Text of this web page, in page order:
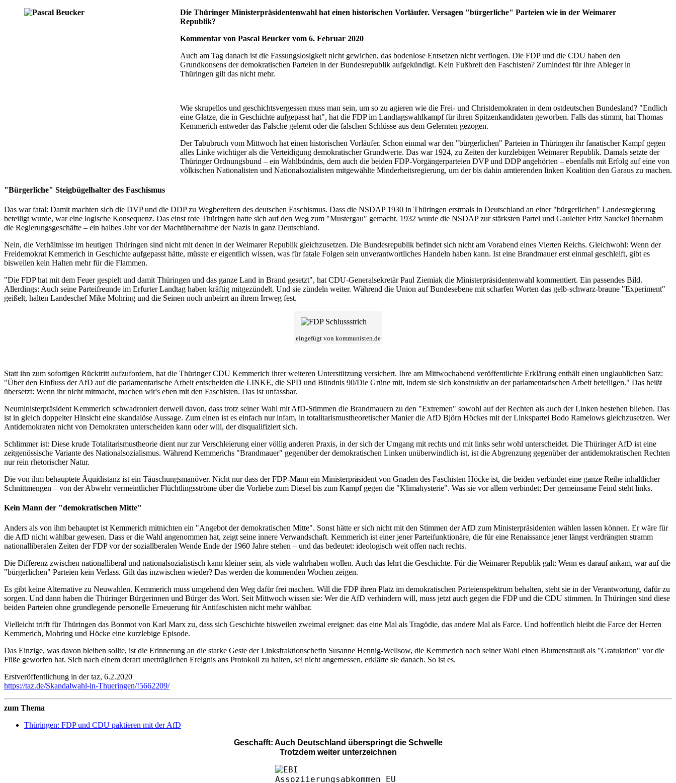
Die Thüringer Ministerpräsidentenwahl hat einen historischen Vorläufer. Versagen "bürgerliche" Parteien wie in der Weimarer
Republik?
Kommentar von Pascal Beucker vom 6. Februar 2020
Auch am Tag danach ist die Fassungslosigkeit nicht gewichen, das bodenlose Entsetzen nicht verflogen. Die FDP und die CDU haben den
Grundkonsens der demokratischen Parteien in der Bundesrepublik aufgekündigt. Kein Fußbreit den Faschisten? Zumindest für ihre Ableger in
Thüringen gilt das nicht mehr.
Wie skrupellos und geschichtsvergessen muss man sein, um so zu agieren wie die Frei- und Christdemokraten in dem ostdeutschen Bundesland? "Endlich
eine Glatze, die in Geschichte aufgepasst hat", hat die FDP im Landtagswahlkampf für ihren Spitzenkandidaten geworben. Falls das stimmt, hat Thomas
Kemmerich entweder das Falsche gelernt oder die falschen Schlüsse aus dem Gelernten gezogen.
Der Tabubruch vom Mittwoch hat einen historischen Vorläufer. Schon einmal war den "bürgerlichen" Parteien in Thüringen ihr fanatischer Kampf gegen
alles Linke wichtiger als die Verteidigung demokratischer Grundwerte. Das war 1924, zu Zeiten der kurzlebigen Weimarer Republik. Damals setzte der
Thüringer Ordnungsbund – ein Wahlbündnis, dem auch die beiden FDP-Vorgängerparteien DVP und DDP angehörten – ebenfalls mit Erfolg auf eine von
völkischen Nationalisten und Nationalsozialisten mitgewählte Minderheitsregierung, um der bis dahin amtierenden linken Koalition den Garaus zu machen.
"Bürgerliche" Steigbügelhalter des Faschismus
Das war fatal: Damit machten sich die DVP und die DDP zu Wegbereitern des deutschen Faschismus. Dass die NSDAP 1930 in Thüringen erstmals in Deutschland an einer "bürgerlichen" Landesregierung
beteiligt wurde, war eine logische Konsequenz. Das einst rote Thüringen hatte sich auf den Weg zum "Mustergau" gemacht. 1932 wurde die NSDAP zur stärksten Partei und Gauleiter Fritz Sauckel übernahm
die Regierungsgeschäfte – ein halbes Jahr vor der Machtübernahme der Nazis in ganz Deutschland.
Nein, die Verhältnisse im heutigen Thüringen sind nicht mit denen in der Weimarer Republik gleichzusetzen. Die Bundesrepublik befindet sich nicht am Vorabend eines Vierten Reichs. Gleichwohl: Wenn der
Freidemokrat Kemmerich in Geschichte aufgepasst hätte, müsste er eigentlich wissen, was für fatale Folgen sein unverantwortliches Handeln haben kann. Ist eine Brandmauer erst einmal geschleift, gibt es
bisweilen kein Halten mehr für die Flammen.
"Die FDP hat mit dem Feuer gespielt und damit Thüringen und das ganze Land in Brand gesetzt", hat CDU-Generalsekretär Paul Ziemiak die Ministerpräsidentenwahl kommentiert. Ein passendes Bild.
Allerdings: Auch seine Parteifreunde im Erfurter Landtag haben kräftig mitgezündelt. Und sie zündeln weiter. Während die Union auf Bundesebene mit scharfen Worten das gelb-schwarz-braune "Experiment"
geißelt, halten Landeschef Mike Mohring und die Seinen noch unbeirrt an ihrem Irrweg fest.
eingefügt von kommunisten.de
Statt ihn zum sofortigen Rücktritt aufzufordern, hat die Thüringer CDU Kemmerich ihrer weiteren Unterstützung versichert. Ihre am Mittwochabend veröffentlichte Erklärung enthält einen unglaublichen Satz:
"Über den Einfluss der AfD auf die parlamentarische Arbeit entscheiden die LINKE, die SPD und Bündnis 90/Die Grüne mit, indem sie sich konstruktiv an der parlamentarischen Arbeit beteiligen." Das heißt
übersetzt: Wenn ihr nicht mitmacht, machen wir's eben mit den Faschisten. Das ist unfassbar.
Neuministerpräsident Kemmerich schwadroniert derweil davon, dass trotz seiner Wahl mit AfD-Stimmen die Brandmauern zu den "Extremen" sowohl auf der Rechten als auch der Linken bestehen blieben. Das
ist in gleich doppelter Hinsicht eine skandalöse Aussage. Zum einen ist es einfach nur infam, in totalitarismustheoretischer Manier die AfD Björn Höckes mit der Linkspartei Bodo Ramelows gleichzusetzen. Wer
Antidemokraten nicht von Demokraten unterscheiden kann oder will, der disqualifiziert sich.
Schlimmer ist: Diese krude Totalitarismustheorie dient nur zur Verschleierung einer völlig anderen Praxis, in der sich der Umgang mit rechts und mit links sehr wohl unterscheidet. Die Thüringer AfD ist eine
zeitgenössische Variante des Nationalsozialismus. Während Kemmerichs "Brandmauer" gegenüber der demokratischen Linken unüberwindlich ist, ist die Abgrenzung gegenüber der antidemokratischen Rechten
nur rein rhetorischer Natur.
Die von ihm behauptete Äquidistanz ist ein Täuschungsmanöver. Nicht nur dass der FDP-Mann ein Ministerpräsident von Gnaden des Faschisten Höcke ist, die beiden verbindet eine ganze Reihe inhaltlicher
Schnittmengen – von der Abwehr vermeintlicher Flüchtlingsströme über die Vorliebe zum Diesel bis zum Kampf gegen die "Klimahysterie". Was sie vor allem verbindet: Der gemeinsame Feind steht links.
Kein Mann der "demokratischen Mitte"
Anders als von ihm behauptet ist Kemmerich mitnichten ein "Angebot der demokratischen Mitte". Sonst hätte er sich nicht mit den Stimmen der AfD zum Ministerpräsidenten wählen lassen können. Er wäre für
die AfD nicht wählbar gewesen. Dass er die Wahl angenommen hat, zeigt seine innere Verwandschaft. Kemmerich ist einer jener Parteifunktionäre, die für eine Renaissance jener längst verdrängten stramm
nationalliberalen Zeiten der FDP vor der soziallberalen Wende Ende der 1960 Jahre stehen – und das bedeutet: ideologisch weit offen nach rechts.
Die Differenz zwischen nationalliberal und nationalsozialistisch kann kleiner sein, als viele wahrhaben wollen. Auch das lehrt die Geschichte. Für die Weimarer Republik galt: Wenn es darauf ankam, war auf die
"bürgerlichen" Parteien kein Verlass. Gilt das inzwischen wieder? Das werden die kommenden Wochen zeigen.
Es gibt keine Alternative zu Neuwahlen. Kemmerich muss umgehend den Weg dafür frei machen. Will die FDP ihren Platz im demokratischen Parteienspektrum behalten, steht sie in der Verantwortung, dafür zu
sorgen. Und dann haben die Thüringer Bürgerinnen und Bürger das Wort. Seit Mittwoch wissen sie: Wer die AfD verhindern will, muss jetzt auch gegen die FDP und die CDU stimmen. In Thüringen sind diese
beiden Parteien ohne grundlegende personelle Erneuerung für Antifaschisten nicht mehr wählbar.
Vielleicht trifft für Thüringen das Bonmot von Karl Marx zu, dass sich Geschichte bisweilen zweimal ereignet: das eine Mal als Tragödie, das andere Mal als Farce. Und hoffentlich bleibt die Farce der Herren
Kemmerich, Mohring und Höcke eine kurzlebige Episode.
Das Einzige, was davon bleiben sollte, ist die Erinnerung an die starke Geste der Linksfraktionschefin Susanne Hennig-Wellsow, die Kemmerich nach seiner Wahl einen Blumenstrauß als "Gratulation" vor die
Füße geworfen hat. Sich nach einem derart unerträglichen Ereignis ans Protokoll zu halten, sei nicht angemessen, erklärte sie danach. So ist es.
Erstveröffentlichung in der taz, 6.2.2020
https://taz.de/Skandalwahl-in-Thueringen/!5662209/
zum Thema
Thüringen: FDP und CDU paktieren mit der AfD
Geschafft: Auch Deutschland überspringt die Schwelle
Trotzdem weiter unterzeichnen